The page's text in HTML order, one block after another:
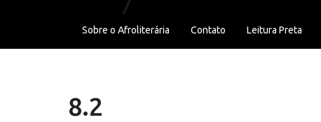
Sobre o Afroliterária Contato Leitura Preta
8.2